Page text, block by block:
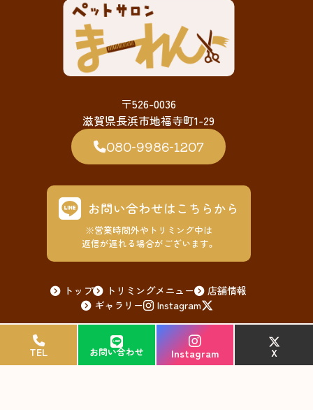
TEL お問い合わせ Instagram X
TEL お問い合わせ Instagram X
〒526-0036
滋賀県長浜市地福寺町1-29
080-9986-1207
お問い合わせはこちらから
※営業時間外やトリミング中は
返信が遅れる場合がございます。
トップ トリミングメニュー
店舗情報
ギャラリー
Instagram
© 2026 ペットサロンまーれん